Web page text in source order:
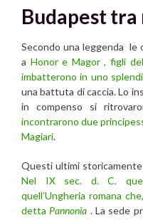
Budapest tra
Secondo una leggenda le
a Honor e Magor , figli
imbatterono in uno
una battuta di caccia. Lo
in compenso si
incontrarono due
Magiari.
Questi ultimi
Nel IX sec. d. C.
quell’Ungheria romana
detta Pannonia . La sede